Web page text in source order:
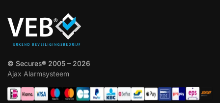
© Secures® 2005 – 2026
Ajax Alarmsysteem